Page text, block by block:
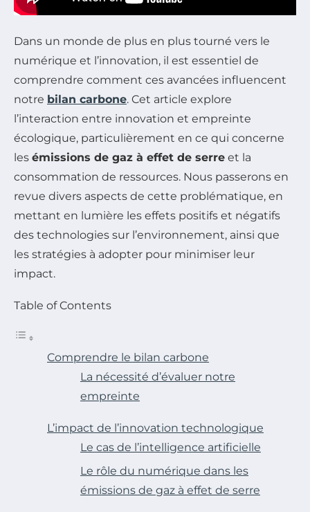
Dans un monde de plus en plus tourné vers le
numérique et l’innovation, il est essentiel de
comprendre comment ces avancées influencent
notre bilan carbone. Cet article explore
l’interaction entre innovation et empreinte
écologique, particulièrement en ce qui concerne
les émissions de gaz à effet de serre et la
consommation de ressources. Nous passerons en
revue divers aspects de cette problématique, en
mettant en lumière les effets positifs et négatifs
des technologies sur l’environnement, ainsi que
les stratégies à adopter pour minimiser leur
impact.
Table of Contents
Comprendre le bilan carbone
La nécessité d’évaluer notre
empreinte
L’impact de l’innovation technologique
Le cas de l’intelligence artificielle
Le rôle du numérique dans les
émissions de gaz à effet de serre